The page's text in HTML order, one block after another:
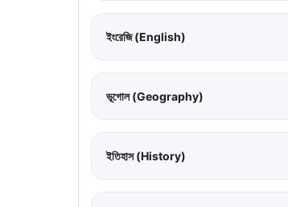
ইংরেজি (English)
ভূগোল (Geography)
ইতিহাস (History)